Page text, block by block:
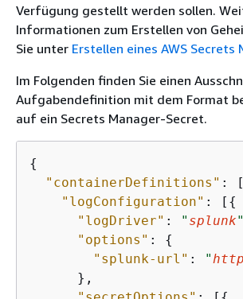
Verfügung gestellt werden sollen.
Informationen zum Erstellen von
Sie unter Erstellen eines AWS Secrets
Im Folgenden finden Sie einen
Aufgabendefinition mit dem Format
auf ein Secrets Manager-Secret.
{
"containerDefinitions" : [
"logConfiguration" : [ {
"logDriver" : " splunk"
"options" : {
"splunk-url" : "
      },